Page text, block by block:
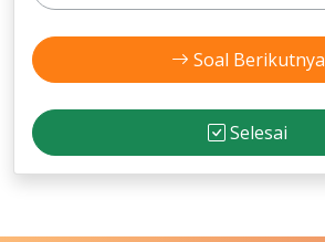
Soal Berikutnya
Selesai